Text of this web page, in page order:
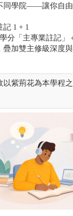
同學院——讓你自由
1 + 1
分「主專業註記」
疊加雙主修級深度
紫荊花為本學程之